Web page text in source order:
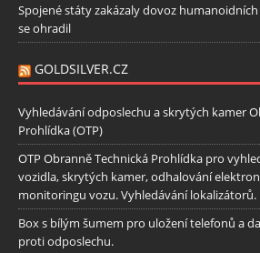
Spojené státy zakázaly dovoz
se ohradil
GOLDSILVER.CZ
Vyhledávání odposlechu a skrytých kamer
Prohlídka (OTP)
OTP Obranně Technická Prohlídka pro
vozidla, skrytých kamer, odhalování
monitoringu vozu. Vyhledávání lokalizátorů.
Box s bílým šumem pro uložení telefonů a
proti odposlechu.